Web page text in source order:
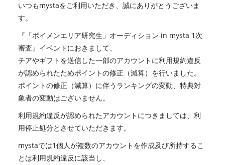
いつもmystaをご利用いただき、誠にありがとうございま
す。
『「ボイメンエリア研究生」オーディション in mysta 1次
審査』イベントにおきまして、
チアやギフトを送信した一部のアカウントに利用規約違反
が認められたためポイントの修正（減算）を行いました。
ポイントの修正（減算）に伴うランキングの変動、特典対
象者の変動はございません。
利用規約違反が認められたアカウントにつきましては、利
用停止処分とさせていただきます。
mystaでは1個人が複数のアカウントを作成及び所持するこ
とは利用規約違反に該当し、